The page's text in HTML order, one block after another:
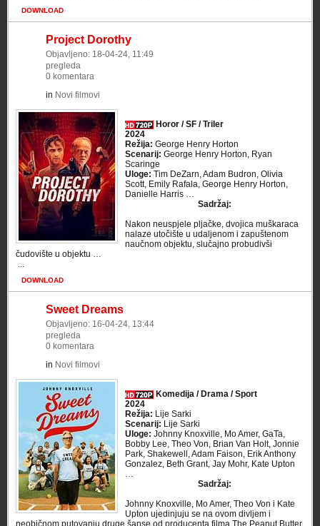
DOWNLOAD
Project Dorothy
Objavljeno: 18-04-24, 11:49
pregleda
0 komentara
in Novi filmovi
Horor / SF / Triler
2024
Režija: George Henry Horton
Scenarij: George Henry Horton, Ryan
Scaringe
Uloge: Tim DeZarn, Adam Budron, Olivia
Scott, Emily Rafala, George Henry Horton,
Danielle Harris …
Sadržaj:
Nakon neuspjele pljačke, dvojica muškaraca
nalaze utočište u udaljenom i zapuštenom
naučnom objektu, slučajno probudivši
čudovište u objektu …
​ ...
DOWNLOAD
Sweet Dreams
Objavljeno: 16-04-24, 13:44
pregleda
0 komentara
in Novi filmovi
Komedija / Drama / Sport
2024
Režija: Lije Sarki
Scenarij: Lije Sarki
Uloge: Johnny Knoxville, Mo Amer, GaTa,
Bobby Lee, Theo Von, Brian Van Holt, Jonnie
Park, Shakewell, Adam Faison, Erik Anthony
Gonzalez, Beth Grant, Jay Mohr, Kate Upton
…
Sadržaj:
Johnny Knoxville, Mo Amer, Theo Von i Kate
Upton ujedinjuju se na ovom divljem i
neobičnom putovanju druge šanse od producenta filma The Peanut Butter